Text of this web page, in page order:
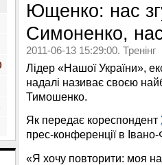
Ющенко: нас
Симоненко,
2011-06-13 15:29:00. Тренінг
Лідер «Нашої України»,
надалі називає своєю
Тимошенко.
Як передає кореспондент
прес-конференції в Івано-
«Я хочу повторити: моя